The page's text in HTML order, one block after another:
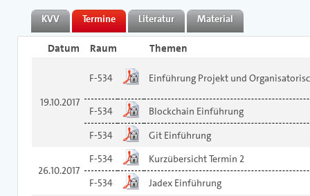
KVV Termine Literatur Material
Datum Raum Themen
19.10.2017
F-534 Einführung Projekt und
F-534
Blockchain Einführung
F-534
Git Einführung
26.10.2017
F-534
Kurzübersicht Termin 2
F-534
Jadex Einführung